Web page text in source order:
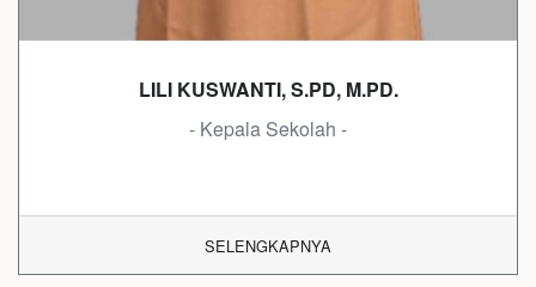
LILI KUSWANTI, S.PD, M.PD.
- Kepala Sekolah -
SELENGKAPNYA